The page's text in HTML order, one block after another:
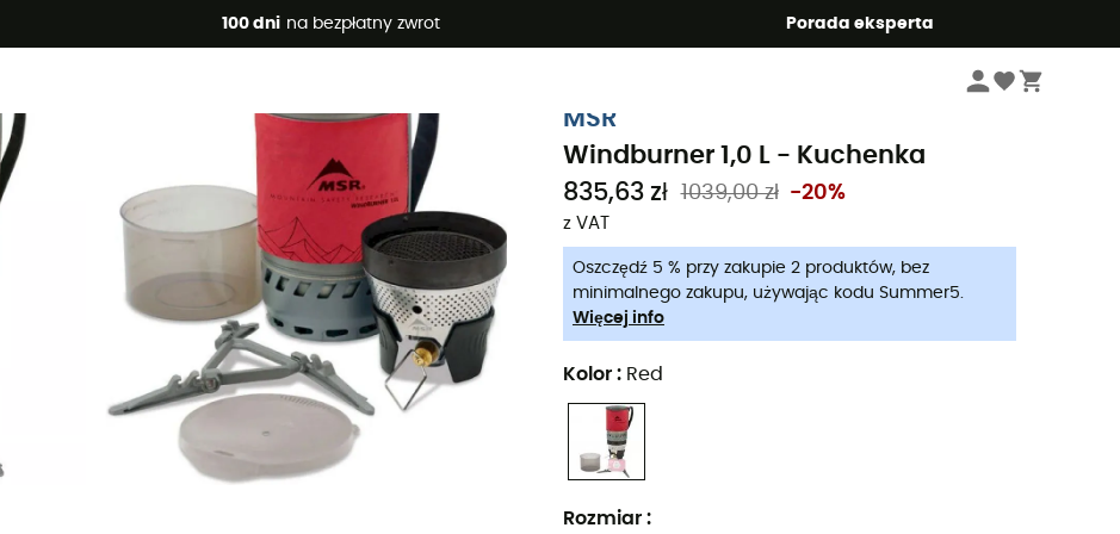
100 dni na bezpłatny zwrot Porada eksperta
Letnie promocje 🔥 -5% DODATKOWO przy zakupie 2 produktów*, kod Summer5
Kuchenki turystyczne
MSR
Windburner 1,0 L - Kuchenka
835,63 zł 1039,00 zł -20%
z VAT
Oszczędź 5 % przy zakupie 2 produktów, bez
minimalnego zakupu, używając kodu Summer5.
Więcej info
Kolor : Red
Rozmiar :